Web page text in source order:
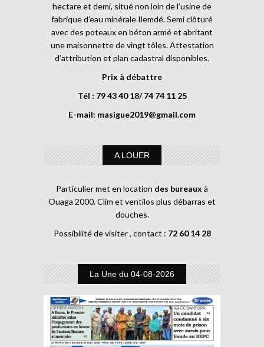
hectare et demi, situé non loin de l’usine de
fabrique d’eau minérale Ilemdé. Semi clôturé
avec des poteaux en béton armé et abritant
une maisonnette de vingt tôles. Attestation
d’attribution et plan cadastral disponibles.
Prix à débattre
Tél : 79 43 40 18/ 74 74 11 25
E-mail: masigue2019@gmail.com
A LOUER
Particulier met en location des bureaux à
Ouaga 2000. Clim et ventilos plus débarras et
douches.
Possibilité de visiter , contact : 72 60 14 28
La Une du 04-08-2026